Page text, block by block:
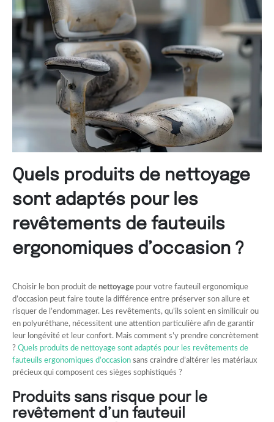
Quels produits de nettoyage
sont adaptés pour les
revêtements de fauteuils
ergonomiques d’occasion ?
Choisir le bon produit de nettoyage pour votre fauteuil ergonomique
d’occasion peut faire toute la différence entre préserver son allure et
risquer de l’endommager. Les revêtements, qu’ils soient en similicuir ou
en polyuréthane, nécessitent une attention particulière afin de garantir
leur longévité et leur confort. Mais comment s’y prendre concrètement
? Quels produits de nettoyage sont adaptés pour les revêtements de
fauteuils ergonomiques d’occasion sans craindre d’altérer les matériaux
précieux qui composent ces sièges sophistiqués ?
Produits sans risque pour le
revêtement d’un fauteuil